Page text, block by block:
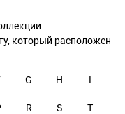
который расположен
G H I
R S T